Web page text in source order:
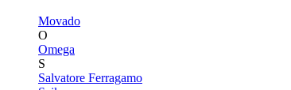
Movado
O
Omega
S
Salvatore Ferragamo